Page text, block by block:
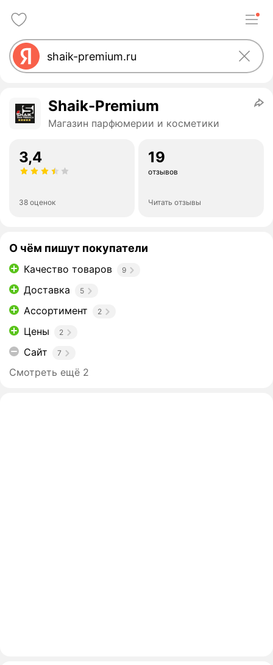
Shaik-Premium
Магазин парфюмерии и косметики
3,4
38 оценок
19
отзывов
Читать отзывы
О чём пишут покупатели
Качество товаров 9
Доставка 5
Ассортимент 2
Цены 2
Сайт 7
Смотреть ещё 2